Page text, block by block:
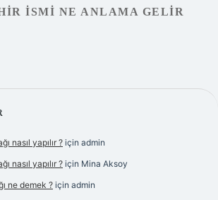
ISMI NE ANLAMA GELIR
nasıl yapılır ?için admin
nasıl yapılır ?için Mina Aksoy
ne demek ?için admin